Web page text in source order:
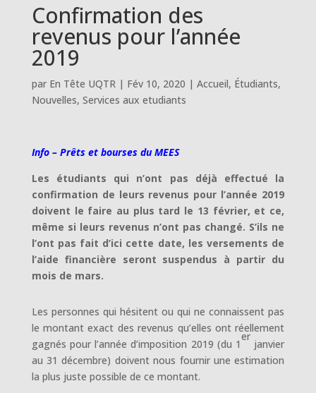
Confirmation des
revenus pour l’année
2019
par En Tête UQTR| Fév 10, 2020 | Accueil, Étudiants,
Nouvelles, Services aux etudiants
Info – Prêts et bourses du MEES
Les étudiants qui n’ont pas déjà effectué la
confirmation de leurs revenus pour l’année 2019
doivent le faire au plus tard le 13 février, et ce,
même si leurs revenus n’ont pas changé. S’ils ne
l’ont pas fait d’ici cette date, les versements de
l’aide financière seront suspendus à partir du
mois de mars.
Les personnes qui hésitent ou qui ne connaissent pas
le montant exact des revenus qu’elles ont réellement
gagnés pour l’année d’imposition 2019 (du 1
er
janvier
au 31 décembre) doivent nous fournir une estimation
la plus juste possible de ce montant.